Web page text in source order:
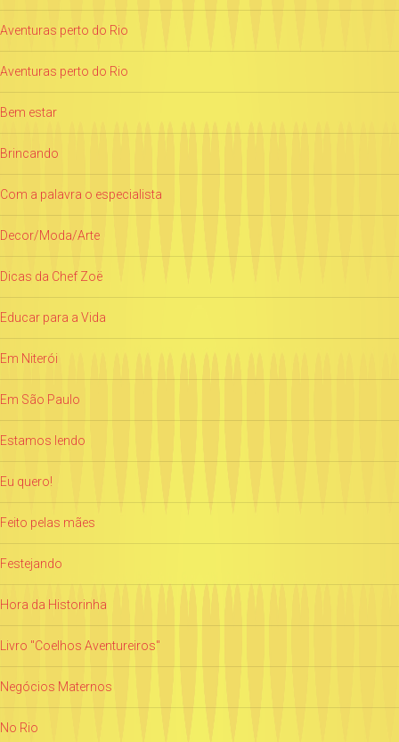
Aventuras perto do Rio
Aventuras perto do Rio
Bem estar
Brincando
Com a palavra o especialista
Decor/Moda/Arte
Dicas da Chef Zoë
Educar para a Vida
Em Niterói
Em São Paulo
Estamos lendo
Eu quero!
Feito pelas mães
Festejando
Hora da Historinha
Livro "Coelhos Aventureiros"
Negócios Maternos
No Rio